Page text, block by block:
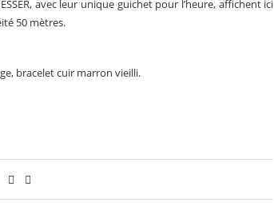
avec leur unique guichet pour l’heure, affichent ici
50 mètres.
bracelet cuir marron vieilli.